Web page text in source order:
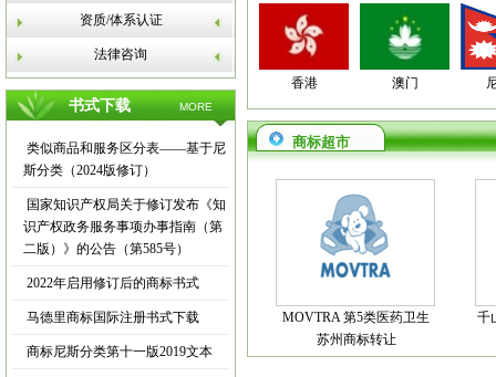
资质/体系认证
法律咨询
书式下载 MORE
类似商品和服务区分表——基于尼
斯分类（2024版修订）
国家知识产权局关于修订发布《知
识产权政务服务事项办事指南（第
二版）》的公告（第585号）
2022年启用修订后的商标书式
马德里商标国际注册书式下载
商标尼斯分类第十一版2019文本
香港 澳门
商标超市
MOVTRA 第5类医药卫生
苏州商标转让
千